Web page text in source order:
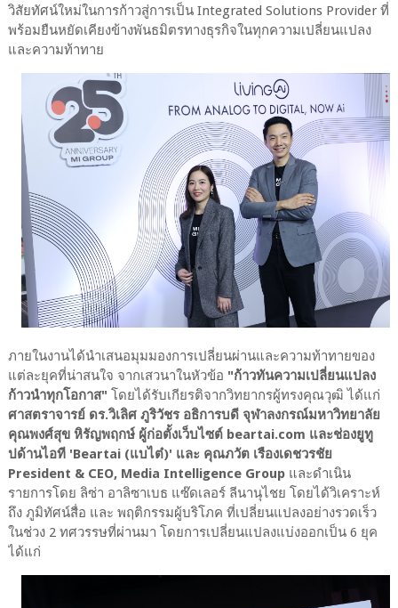
วิสัยทัศน์ใหม่ในการก้าวสู่การเป็น Integrated Solutions Provider ที่
พร้อมยืนหยัดเคียงข้างพันธมิตรทางธุรกิจในทุกความเปลี่ยนแปลง
และความท้าทาย
ภายในงานได้นำเสนอมุมมองการเปลี่ยนผ่านและความท้าทายของ
แต่ละยุคที่น่าสนใจ จากเสวนาในหัวข้อ "ก้าวทันความเปลี่ยนแปลง
ก้าวนำทุกโอกาส" โดยได้รับเกียรติจากวิทยากรผู้ทรงคุณวุฒิ ได้แก่
ศาสตราจารย์ ดร.วิเลิศ ภูริวัชร อธิการบดี จุฬาลงกรณ์มหาวิทยาลัย
คุณพงศ์สุข หิรัญพฤกษ์ ผู้ก่อตั้งเว็บไซต์ beartai.com และช่องยูทู
ปด้านไอที 'Beartai (แบไต๋)' และ คุณภวัต เรืองเดชวรชัย
President & CEO, Media Intelligence Groupและดำเนิน
รายการโดย ลิซ่า อาลิซาเบธ แซ๊ดเลอร์ ลีนานุไชย โดยได้วิเคราะห์
ถึง ภูมิทัศน์สื่อ และ พฤติกรรมผู้บริโภค ที่เปลี่ยนแปลงอย่างรวดเร็ว
ในช่วง 2 ทศวรรษที่ผ่านมา โดยการเปลี่ยนแปลงแบ่งออกเป็น 6 ยุค
ได้แก่